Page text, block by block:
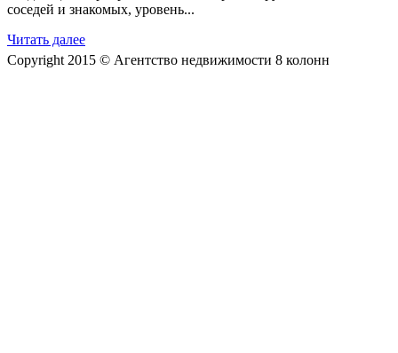
соседей и знакомых, уровень...
Читать далее
Copyright 2015 © Агентство недвижимости 8 колонн